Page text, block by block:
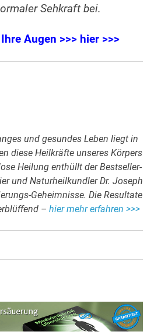
Sehkraft bei.
Augen >>> hier >>>
und gesundes Leben liegt in
diese Heilkräfte unseres Körpers
Heilung enthüllt der Bestseller-
und Naturheilkundler Dr. Joseph
Geheimnisse. Die Resultate
– hier mehr erfahren >>>